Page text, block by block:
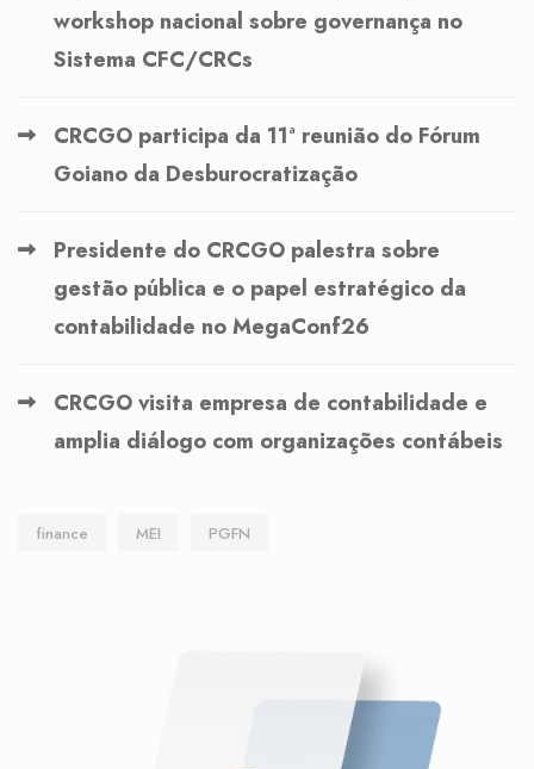
workshop nacional sobre governança no
Sistema CFC/CRCs
CRCGO participa da 11ª reunião do Fórum
Goiano da Desburocratização
Presidente do CRCGO palestra sobre
gestão pública e o papel estratégico da
contabilidade no MegaConf26
CRCGO visita empresa de contabilidade e
amplia diálogo com organizações contábeis
finance MEI PGFN